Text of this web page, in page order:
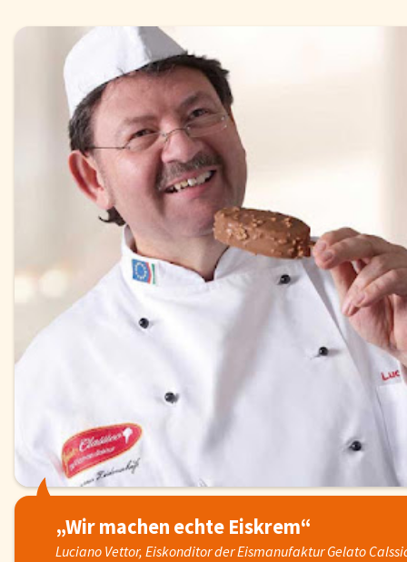
„Wir machen echte Eiskrem“
Luciano Vettor, Eiskonditor der Eismanufaktur Gelato